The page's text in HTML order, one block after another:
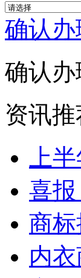
确认办
确认
资讯推
上
喜
商
内